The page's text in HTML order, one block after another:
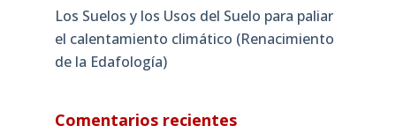
Los Suelos y los Usos del Suelo para paliar
el calentamiento climático (Renacimiento
de la Edafología)
Comentarios recientes